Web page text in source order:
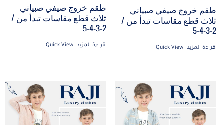
طقم خروج صيفي صبياني
ثلاث قطع مقاسات تبدأ من /
2-3-4-5
قراءة المزيد Quick View
طقم خروج صيفي صبياني
ثلاث قطع مقاسات تبدأ من /
2-3-4-5
قراءة المزيد Quick View